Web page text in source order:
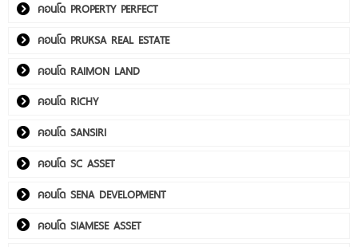
คอนโด PROPERTY PERFECT
คอนโด PRUKSA REAL ESTATE
คอนโด RAIMON LAND
คอนโด RICHY
คอนโด SANSIRI
คอนโด SC ASSET
คอนโด SENA DEVELOPMENT
คอนโด SIAMESE ASSET